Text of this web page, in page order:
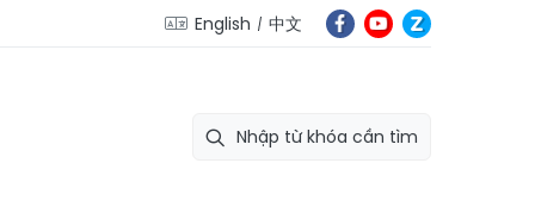
English 中文